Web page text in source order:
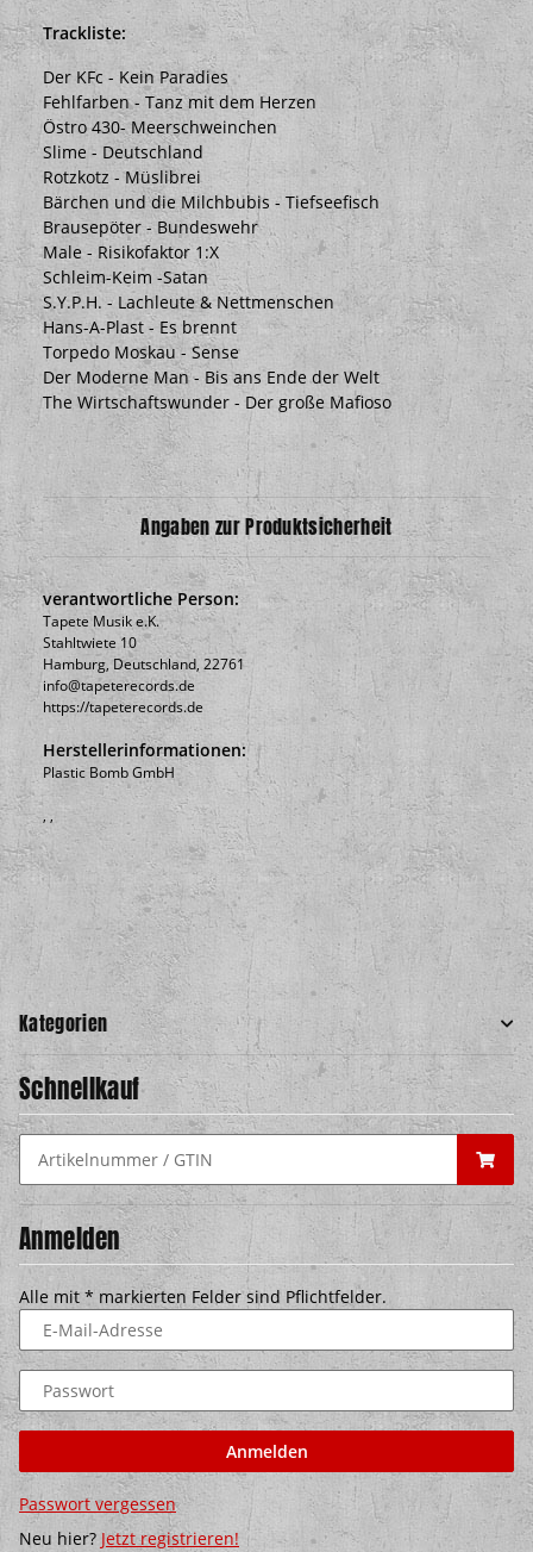
Trackliste:
Der KFc - Kein Paradies
Fehlfarben - Tanz mit dem Herzen
Östro 430- Meerschweinchen
Slime - Deutschland
Rotzkotz - Müslibrei
Bärchen und die Milchbubis - Tiefseefisch
Brausepöter - Bundeswehr
Male - Risikofaktor 1:X
Schleim-Keim -Satan
S.Y.P.H. - Lachleute & Nettmenschen
Hans-A-Plast - Es brennt
Torpedo Moskau - Sense
Der Moderne Man - Bis ans Ende der Welt
The Wirtschaftswunder - Der große Mafioso
Angaben zur Produktsicherheit
verantwortliche Person:
Tapete Musik e.K.
Stahltwiete 10
Hamburg, Deutschland, 22761
info@tapeterecords.de
https://tapeterecords.de
Herstellerinformationen:
Plastic Bomb GmbH
, ,
Kategorien
Schnellkauf
Anmelden
Alle mit * markierten Felder sind Pflichtfelder.
E-Mail-Adresse
Passwort
Anmelden
Passwort vergessen
Neu hier? Jetzt registrieren!